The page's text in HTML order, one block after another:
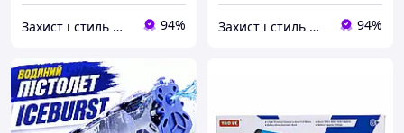
Захист і стиль — в одному магазині 94% Захист і стиль — в одному магазині 94%